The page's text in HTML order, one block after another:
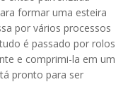
formar uma esteira
por vários processos
é passado por rolos
e comprimi-la em um
pronto para ser